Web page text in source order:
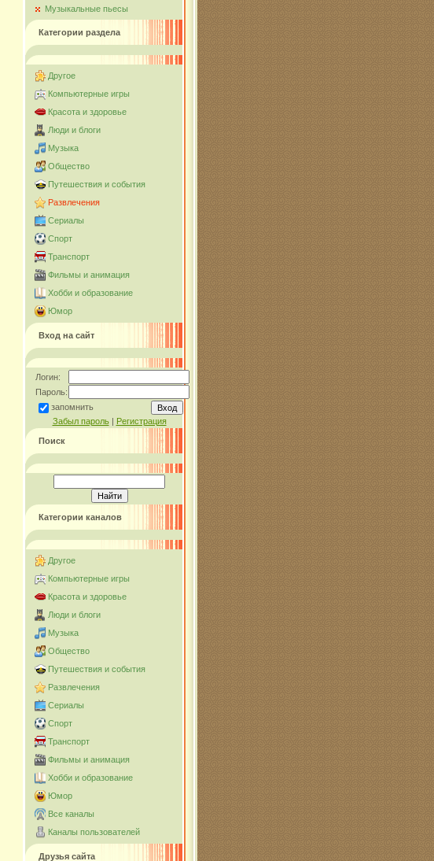
Музыкальные пьесы
Категории раздела
Другое
Компьютерные игры
Красота и здоровье
Люди и блоги
Музыка
Общество
Путешествия и события
Развлечения
Сериалы
Спорт
Транспорт
Фильмы и анимация
Хобби и образование
Юмор
Вход на сайт
Логин:
Пароль:
запомнить
Забыл пароль| Регистрация
Поиск
Категории каналов
Другое
Компьютерные игры
Красота и здоровье
Люди и блоги
Музыка
Общество
Путешествия и события
Развлечения
Сериалы
Спорт
Транспорт
Фильмы и анимация
Хобби и образование
Юмор
Все каналы
Каналы пользователей
Друзья сайта